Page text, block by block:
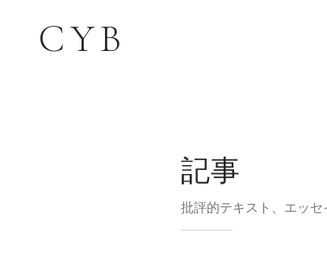
CYB
記事
批評的テキスト、エッセ